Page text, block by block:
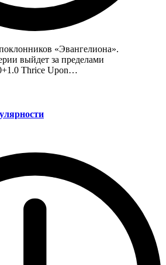
«Эвангелиона».
выйдет за пределами
Thrice Upon…